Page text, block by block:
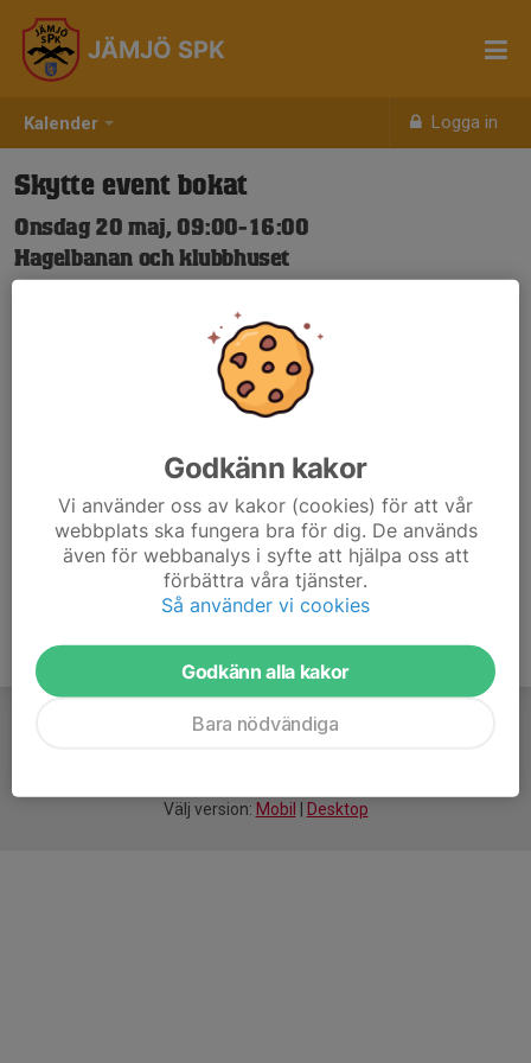
Kalender Logga in
JÄMJÖ SPK
Skytte event bokat
Onsdag 20 maj, 09:00-16:00
Hagelbanan och klubbhuset
Vid frågor kontakta Henrik Gunnarsson 070-5605889
Välj version: Mobil Desktop
Godkänn kakor
Vi använder oss av kakor (cookies) för att vår
webbplats ska fungera bra för dig. De används
även för webbanalys i syfte att hjälpa oss att
förbättra våra tjänster.
Så använder vi cookies
Godkänn alla kakor
Bara nödvändiga